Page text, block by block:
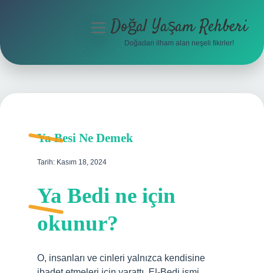
Hakkımızda
menüyüDoğal Yaşam Rehberi
Doğadan ilham alan neşeli fikirler!
Ya Besi Ne Demek
Tarih: Kasım 18, 2024
Ya Bedi ne için
okunur?
O, insanları ve cinleri yalnızca kendisine